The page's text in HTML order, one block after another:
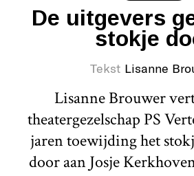
De uitgevers
stokje
Tekst Lisanne
Lisanne Brouwer
theatergezelschap PS
jaren toewijding het
door aan Josje